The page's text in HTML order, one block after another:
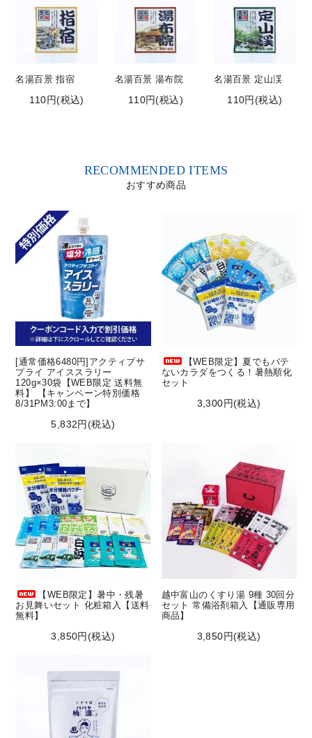
名湯百景 指宿
110円(税込)
名湯百景 湯布院
110円(税込)
名湯百景 定山渓
110円(税込)
RECOMMENDED ITEMS
おすすめ商品
[通常価格6480円]アクティブサ
プライ アイススラリー
120g×30袋【WEB限定 送料無
料】 【キャンペーン特別価格
8/31PM3:00まで】
5,832円(税込)
【WEB限定】夏でもバテ
ないカラダをつくる！暑熱順化
セット
3,300円(税込)
【WEB限定】暑中・残暑
お見舞いセット 化粧箱入【送料
無料】
3,850円(税込)
越中富山のくすり湯 9種 30回分
セット 常備浴剤箱入【通販専用
商品】
3,850円(税込)